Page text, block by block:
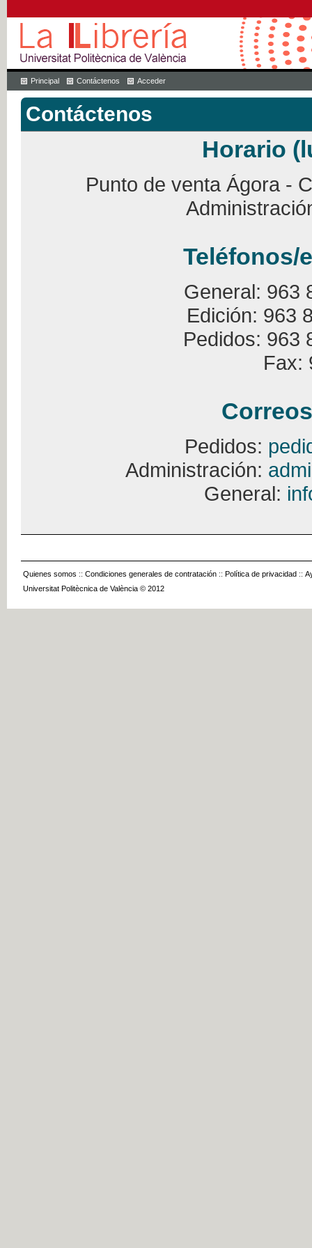
Principal Contáctenos Acceder
Contáctenos
Horario
Punto de venta Ágora -
Teléfonos/
General: 963
Edición: 963
Pedidos: 963
Fax:
Pedidos:
Administración:
General:
Quienes somos :: Condiciones generales de contratación :: Política de privacidad ::
Universitat Politècnica de València © 2012